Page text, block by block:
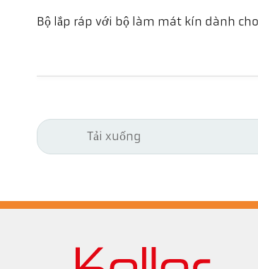
Bộ lắp ráp với bộ làm mát kín dành
Tải xuống